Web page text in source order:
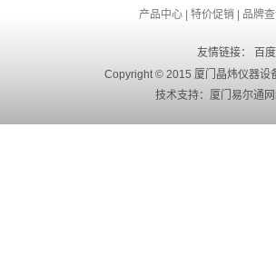
产品中心| 特价促销 品牌
友情链接：
百度
Copyright © 2015 厦门晶炜仪器设
技术支持： 厦门易尔通